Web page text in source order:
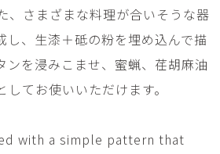
、さまざまな料理が合いそうな器
し、生漆＋砥の粉を埋め込んで描
ンを浸みこませ、蜜蝋、荏胡麻油
てお使いいただけます。
with a simple pattern that